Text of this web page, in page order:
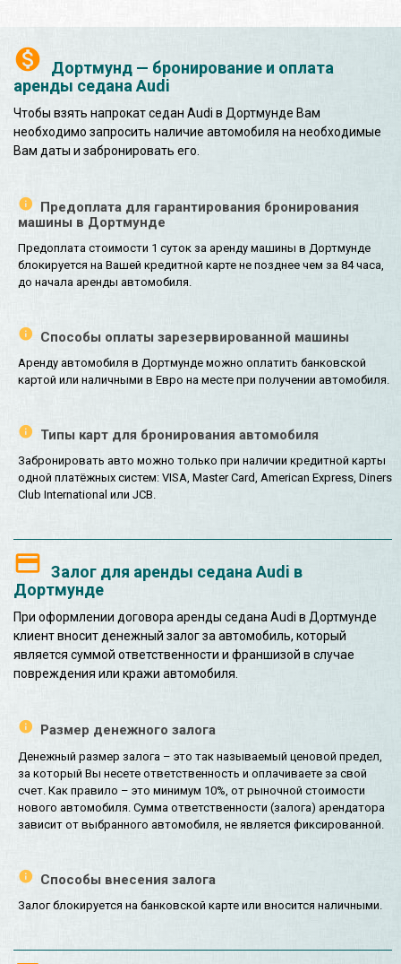
Дортмунд — бронирование и оплата
аренды седана Audi
Чтобы взять напрокат седан Audi в Дортмунде Вам
необходимо запросить наличие автомобиля на необходимые
Вам даты и забронировать его.
Предоплата для гарантирования бронирования
машины в Дортмунде
Предоплата стоимости 1 суток за аренду машины в Дортмунде
блокируется на Вашей кредитной карте не позднее чем за 84 часа,
до начала аренды автомобиля.
Способы оплаты зарезервированной машины
Аренду автомобиля в Дортмунде можно оплатить банковской
картой или наличными в Евро на месте при получении автомобиля.
Типы карт для бронирования автомобиля
Забронировать авто можно только при наличии кредитной карты
одной платёжных систем: VISA, Master Card, American Express, Diners
Club International или JCB.
Залог для аренды седана Audi в
Дортмунде
При оформлении договора аренды седана Audi в Дортмунде
клиент вносит денежный залог за автомобиль, который
является суммой ответственности и франшизой в случае
повреждения или кражи автомобиля.
Размер денежного залога
Денежный размер залога – это так называемый ценовой предел,
за который Вы несете ответственность и оплачиваете за свой
счет. Как правило – это минимум 10%, от рыночной стоимости
нового автомобиля. Сумма ответственности (залога) арендатора
зависит от выбранного автомобиля, не является фиксированной.
Способы внесения залога
Залог блокируется на банковской карте или вносится наличными.